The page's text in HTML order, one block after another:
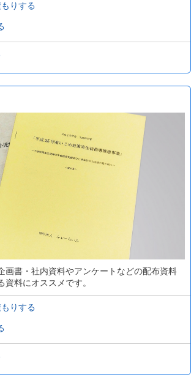
りする
画書・社内資料やアンケートなどの配布資料
資料にオススメです。
りする